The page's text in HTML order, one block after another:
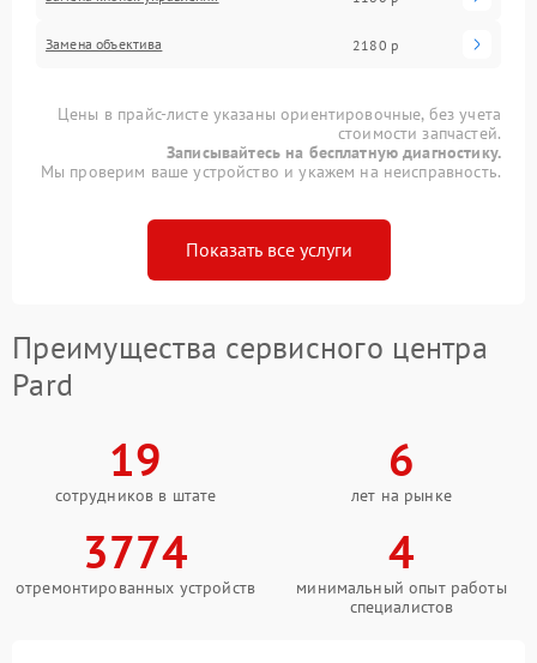
Замена объектива 2180 р
Цены в прайс-листе указаны ориентировочные, без учета
стоимости запчастей.
Записывайтесь на бесплатную диагностику.
Мы проверим ваше устройство и укажем на неисправность.
Показать все услуги
Преимущества сервисного центра
Pard
19
сотрудников в штате
6
лет на рынке
3774
отремонтированных устройств
4
минимальный опыт работы
специалистов